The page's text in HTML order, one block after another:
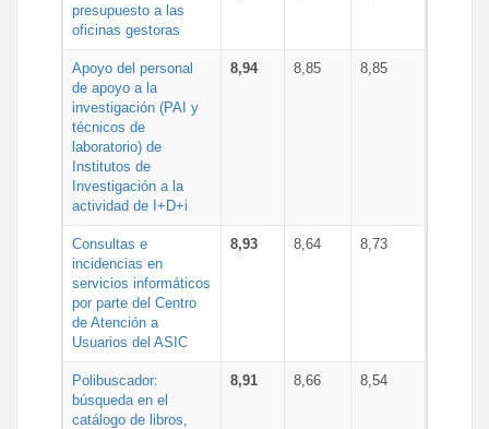
presupuesto a las
oficinas gestoras
Apoyo del personal
de apoyo a la
investigación (PAI y
técnicos de
laboratorio) de
Institutos de
Investigación a la
actividad de I+D+i
8,94 8,85 8,85
Consultas e
incidencias en
servicios informáticos
por parte del Centro
de Atención a
Usuarios del ASIC
8,93 8,64 8,73
Polibuscador:
búsqueda en el
catálogo de libros,
8,91 8,66 8,54